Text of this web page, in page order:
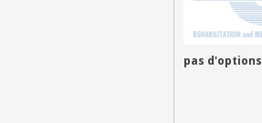
pas d'options